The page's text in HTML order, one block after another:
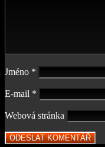
Jméno *
E-mail *
Webová stránka